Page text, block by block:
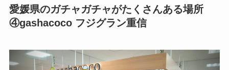
愛媛県のガチャガチャがたくさんある場所
④gashacoco フジグラン重信